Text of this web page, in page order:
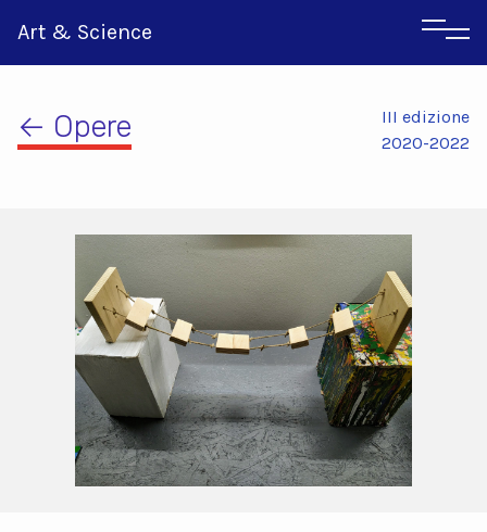
Art & Science
Inglese
Greco
← Opere
III edizione
2020-2022